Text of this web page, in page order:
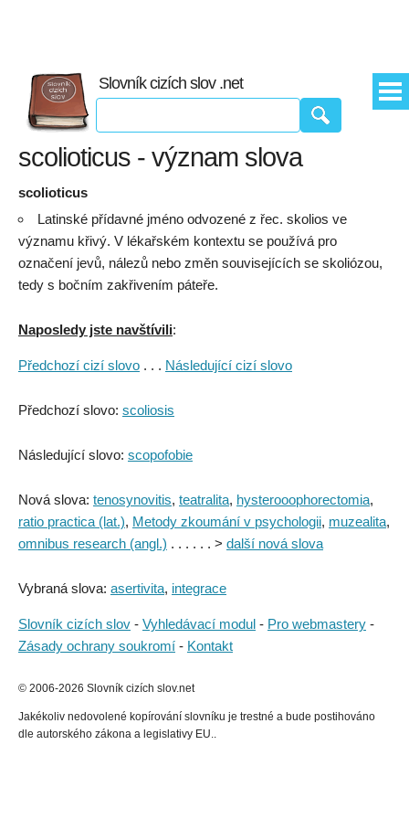
Slovník cizích slov .net
scolioticus - význam slova
scolioticus
Latinské přídavné jméno odvozené z řec. skolios ve
významu křivý. V lékařském kontextu se používá pro
označení jevů, nálezů nebo změn souvisejících se skoliózou,
tedy s bočním zakřivením páteře.
Naposledy jste navštívili:
Předchozí cizí slovo . . . Následující cizí slovo
Předchozí slovo: scoliosis
Následující slovo: scopofobie
Nová slova: tenosynovitis, teatralita, hysterooophorectomia,
ratio practica (lat.), Metody zkoumání v psychologii, muzealita,
omnibus research (angl.) . . . . . . > další nová slova
Vybraná slova: asertivita, integrace
Slovník cizích slov - Vyhledávací modul - Pro webmastery -
Zásady ochrany soukromí - Kontakt
© 2006-2026 Slovník cizích slov.net
Jakékoliv nedovolené kopírování slovníku je trestné a bude postihováno
dle autorského zákona a legislativy EU..